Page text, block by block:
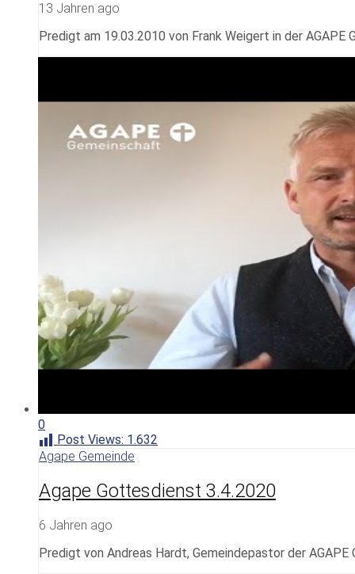
13 Jahren ago
Predigt am 19.03.2010 von Frank Weigert in der AGAPE
0
Post Views: 1.632
Agape Gemeinde
Agape Gottesdienst 3.4.2020
6 Jahren ago
Predigt von Andreas Hardt, Gemeindepastor der